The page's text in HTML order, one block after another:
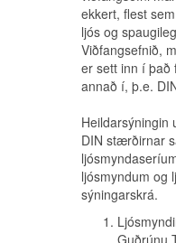
ekkert, flest
ljós og
Viðfangsefnið,
er sett inn í það
annað í, þ.e.
Heildarsýningin
DIN stærðirnar
ljósmyndum og
sýningarskrá.
Guðrúnu
mín frá
Póstverk
Ég í DIN
stærðinni
aftan. 120
stækkaði upp í
á hvert bréf
heimilisfang,
land. Ég tók
áður en ég
með í pósthús,
Endanlegt verk
bréf sem voru
(11 bréf) og
þeim bréfum
baka jafnvel
til um að senda